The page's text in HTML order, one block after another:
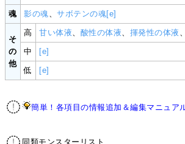
魂 影の魂 、サボテンの魂[e]
そ
の
他
高 甘い体液 酸性の体液 揮発性の体液
中 [e]
低 [e]
簡単！各項目の情報追加＆編集マニュア
同類モンスターリスト